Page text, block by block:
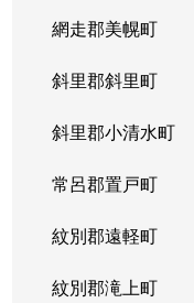
網走郡美幌町
斜里郡斜里町
斜里郡小清水町
常呂郡置戸町
紋別郡遠軽町
紋別郡滝上町